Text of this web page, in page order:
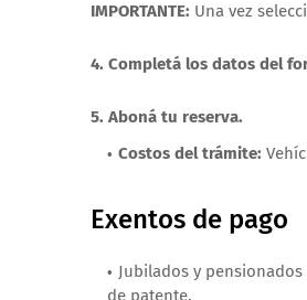
IMPORTANTE: Una vez
4. Completá los datos del
5. Aboná tu reserva.
Costos del trámite:
Exentos de pago
Jubilados y
de patente.